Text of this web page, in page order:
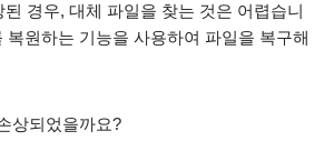
경우, 대체 파일을 찾는 것은 어렵습니
복원하는 기능을 사용하여 파일을 복구해
상되었을까요?